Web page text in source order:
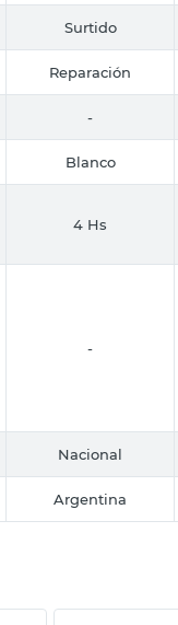
Surtido
Reparación
-
Blanco
4 Hs
-
Nacional
Argentina